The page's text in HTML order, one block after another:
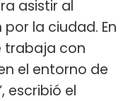
asistir al
la ciudad. En
trabaja con
el entorno de
escribió el